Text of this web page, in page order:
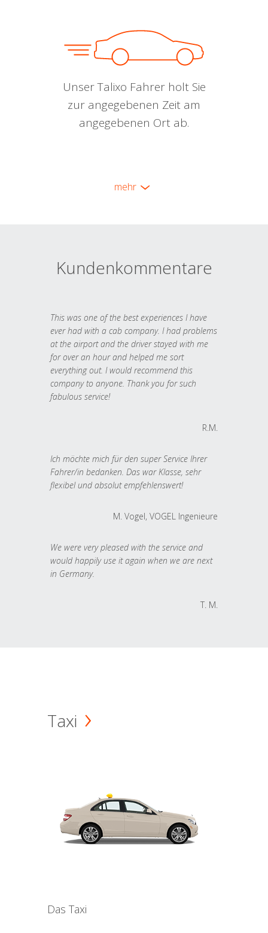
Unser Talixo Fahrer holt Sie
zur angegebenen Zeit am
angegebenen Ort ab.
mehr
Kundenkommentare
This was one of the best experiences I have
ever had with a cab company. I had problems
at the airport and the driver stayed with me
for over an hour and helped me sort
everything out. I would recommend this
company to anyone. Thank you for such
fabulous service!
R.M.
Ich möchte mich für den super Service Ihrer
Fahrer/in bedanken. Das war Klasse, sehr
flexibel und absolut empfehlenswert!
M. Vogel, VOGEL Ingenieure
We were very pleased with the service and
would happily use it again when we are next
in Germany.
T. M.
Taxi
Das Taxi